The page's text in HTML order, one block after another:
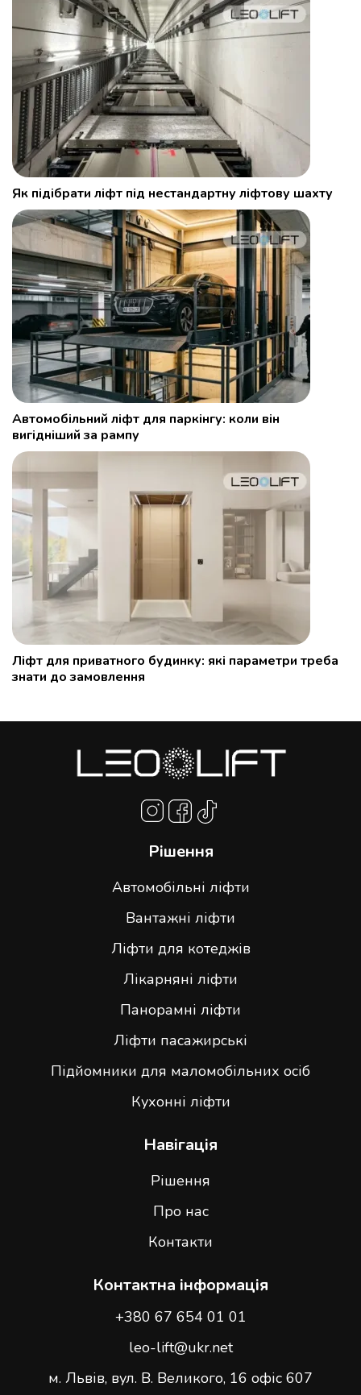
Як підібрати ліфт під нестандартну ліфтову шахту
Автомобільний ліфт для паркінгу: коли він
вигідніший за рампу
Ліфт для приватного будинку: які параметри треба
знати до замовлення
Рішення
Автомобільні ліфти
Вантажні ліфти
Ліфти для котеджів
Лікарняні ліфти
Панорамні ліфти
Ліфти пасажирські
Підйомники для маломобільних осіб
Кухонні ліфти
Навігація
Рішення
Про нас
Контакти
Контактна інформація
+380 67 654 01 01
leo-lift@ukr.net
м. Львів, вул. В. Великого, 16 офіс 607